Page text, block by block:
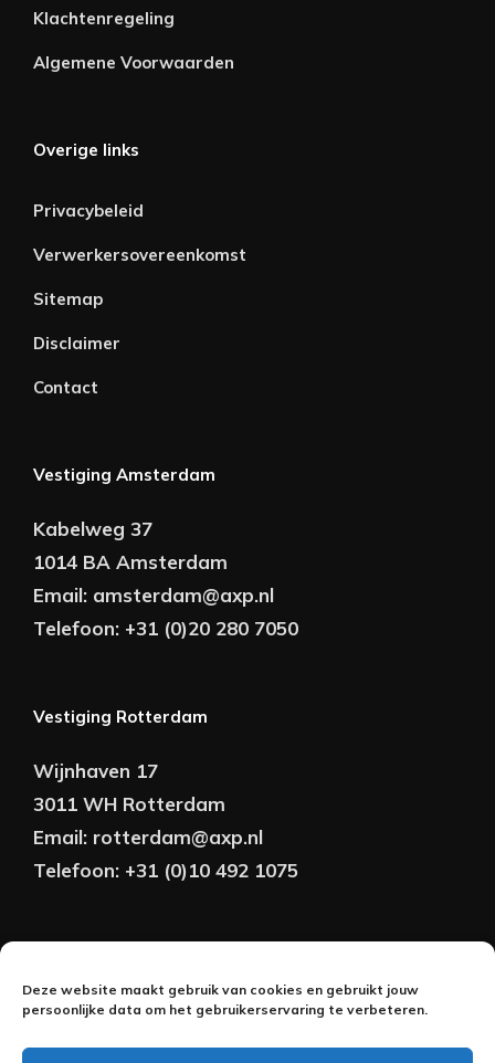
Deze website maakt gebruik van cookies en gebruikt jouw
persoonlijke data om het gebruikerservaring te verbeteren.
Klachtenregeling
Algemene Voorwaarden
Overige links
Privacybeleid
Verwerkersovereenkomst
Sitemap
Disclaimer
Contact
Vestiging Amsterdam
Kabelweg 37
1014 BA Amsterdam
Email: amsterdam@axp.nl
Telefoon: +31 (0)20 280 7050
Vestiging Rotterdam
Wijnhaven 17
3011 WH Rotterdam
Email: rotterdam@axp.nl
Telefoon: +31 (0)10 492 1075
Onderhoud: